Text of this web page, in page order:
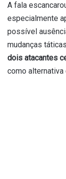
A fala
especialmente
possível
mudanças
dois atacantes
como